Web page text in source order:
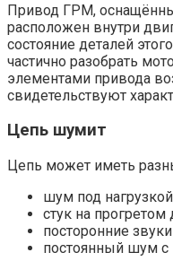
Привод ГРМ,
расположен внутри
состояние деталей
частично разобрать
элементами привода
свидетельствуют
Цепь шумит
Цепь может иметь
шум под
стук на прогретом
посторонние
постоянный шум с